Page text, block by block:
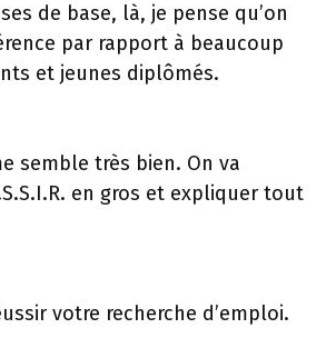
de base, là, je pense qu’on
par rapport à beaucoup
et jeunes diplômés.
semble très bien. On va
en gros et expliquer tout
votre recherche d’emploi.